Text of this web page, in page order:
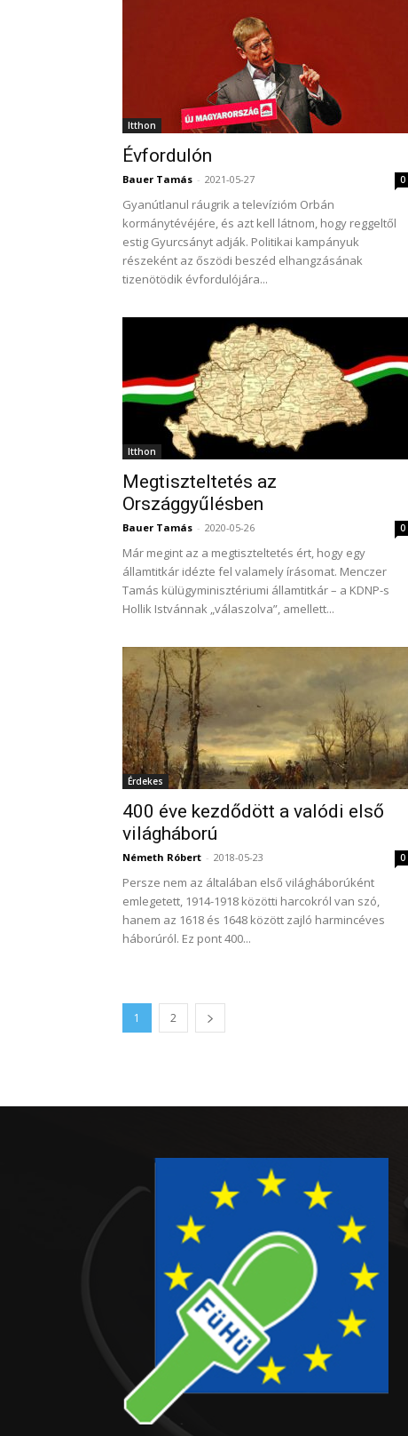
Itthon
Évfordulón
Bauer Tamás - 2021-05-27 0
Gyanútlanul ráugrik a televízióm Orbán
kormánytévéjére, és azt kell látnom, hogy reggeltől
estig Gyurcsányt adják. Politikai kampányuk
részeként az őszödi beszéd elhangzásának
tizenötödik évfordulójára...
Itthon
Megtiszteltetés az
Országgyűlésben
Bauer Tamás - 2020-05-26 0
Már megint az a megtiszteltetés ért, hogy egy
államtitkár idézte fel valamely írásomat. Menczer
Tamás külügyminisztériumi államtitkár – a KDNP-s
Hollik Istvánnak „válaszolva”, amellett...
Érdekes
400 éve kezdődött a valódi első
világháború
Németh Róbert - 2018-05-23 0
Persze nem az általában első világháborúként
emlegetett, 1914-1918 közötti harcokról van szó,
hanem az 1618 és 1648 között zajló harmincéves
háborúról. Ez pont 400...
1 2